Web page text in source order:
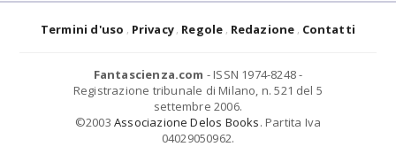
Termini d'uso Privacy Regole Redazione Contatti
Fantascienza.com - ISSN 1974-8248 -
Registrazione tribunale di Milano, n. 521 del 5
settembre 2006.
©2003 Associazione Delos Books. Partita Iva
04029050962.